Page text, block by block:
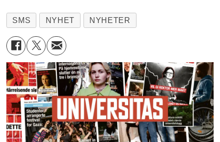
SMS NYHET NYHETER